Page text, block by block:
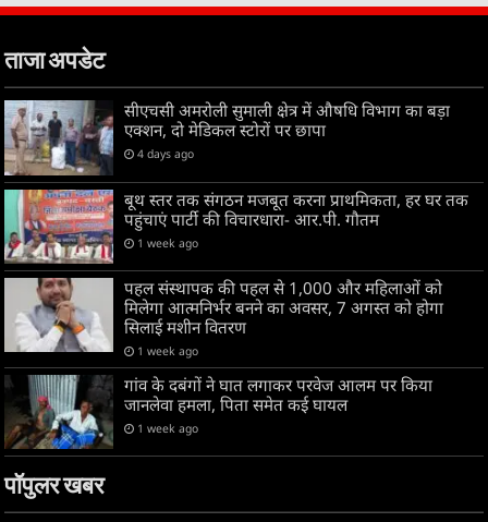
ताजा अपडेट
सीएचसी अमरोली सुमाली क्षेत्र में औषधि विभाग का बड़ा
एक्शन, दो मेडिकल स्टोरों पर छापा
4 days ago
बूथ स्तर तक संगठन मजबूत करना प्राथमिकता, हर घर तक
पहुंचाएं पार्टी की विचारधारा- आर.पी. गौतम
1 week ago
पहल संस्थापक की पहल से 1,000 और महिलाओं को
मिलेगा आत्मनिर्भर बनने का अवसर, 7 अगस्त को होगा
सिलाई मशीन वितरण
1 week ago
गांव के दबंगों ने घात लगाकर परवेज आलम पर किया
जानलेवा हमला, पिता समेत कई घायल
1 week ago
पॉपुलर खबर